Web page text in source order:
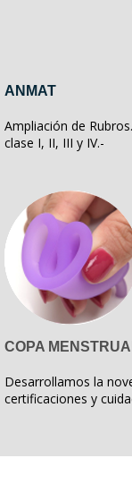
ANMAT
Ampliación de
clase I, II, III y IV.-
COPA
Desarrollamos la
certificaciones y